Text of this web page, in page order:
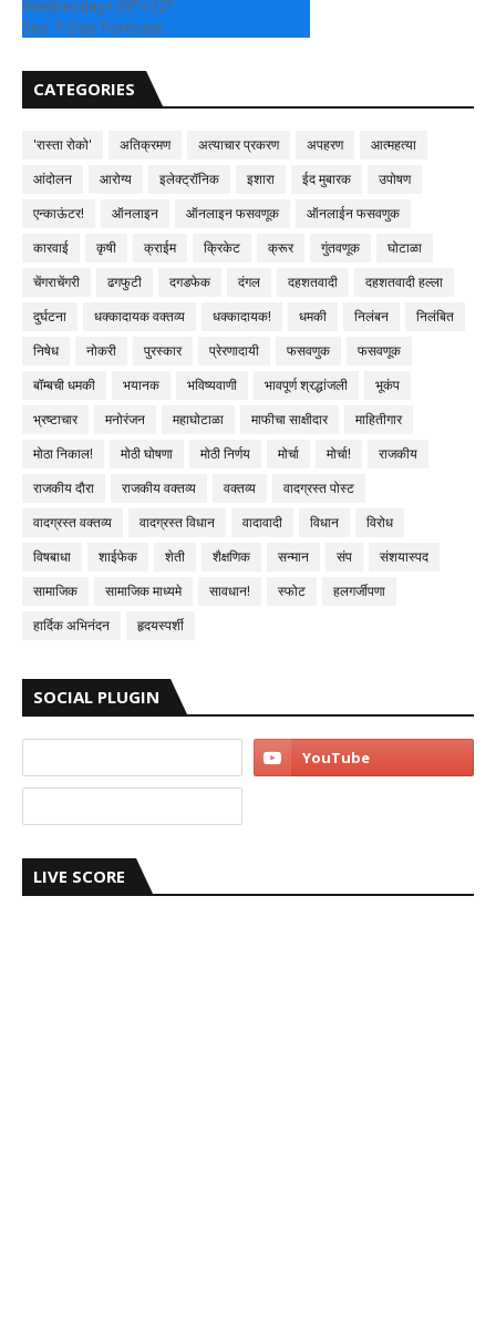
Wednesday+29°+22°
See 7-Day Forecast
CATEGORIES
'रास्ता रोको' अतिक्रमण अत्याचार प्रकरण अपहरण
आत्महत्या
आंदोलन
आरोग्य इलेक्ट्रॉनिक इशारा ईद मुबारक
उपोषण
एन्काऊंटर!
ऑनलाइन ऑनलाइन फसवणूक
ऑनलाईन फसवणुक
कारवाई
कृषी क्राईम क्रिकेट क्रूर गुंतवणूक
घोटाळा
चेंगराचेंगरी
ढगफुटी दगडफेक दंगल दहशतवादी
दहशतवादी हल्ला
दुर्घटना
धक्कादायक वक्तव्य धक्कादायक! धमकी निलंबन
निलंबित
निषेध
नोकरी पुरस्कार प्रेरणादायी फसवणुक
फसवणूक
बॉम्बची धमकी
भयानक भविष्यवाणी भावपूर्ण श्रद्धांजली
भूकंप
भ्रष्टाचार
मनोरंजन महाघोटाळा माफीचा साक्षीदार
माहितीगार
मोठा निकाल!
मोठी घोषणा मोठी निर्णय मोर्चा मोर्चा!
राजकीय
राजकीय दौरा
राजकीय वक्तव्य वक्तव्य
वादग्रस्त पोस्ट
वादग्रस्त वक्तव्य
वादग्रस्त विधान वादावादी विधान
विरोध
विषबाधा
शाईफेक शेती शैक्षणिक सन्मान संप
संशयास्पद
सामाजिक
सामाजिक माध्यमे सावधान! स्फोट
हलगर्जीपणा
हार्दिक अभिनंदन
हृदयस्पर्शी
SOCIAL PLUGIN
LIVE SCORE